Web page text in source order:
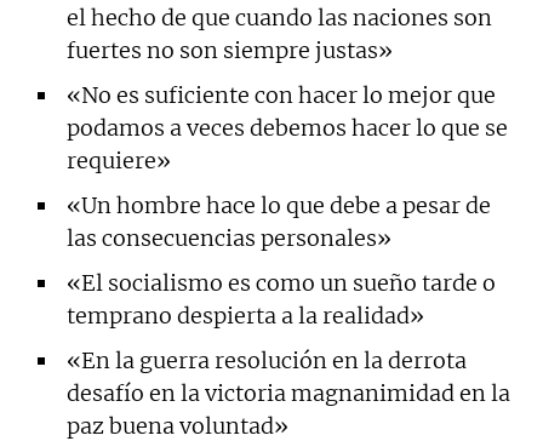
el hecho de que cuando las naciones son
fuertes no son siempre justas»
«No es suficiente con hacer lo mejor que
podamos a veces debemos hacer lo que se
requiere»
«Un hombre hace lo que debe a pesar de
las consecuencias personales»
«El socialismo es como un sueño tarde o
temprano despierta a la realidad»
«En la guerra resolución en la derrota
desafío en la victoria magnanimidad en la
paz buena voluntad»